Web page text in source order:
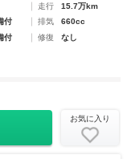
走行
15.7万km
付 排気
660cc
付 修復
なし
お気に入り